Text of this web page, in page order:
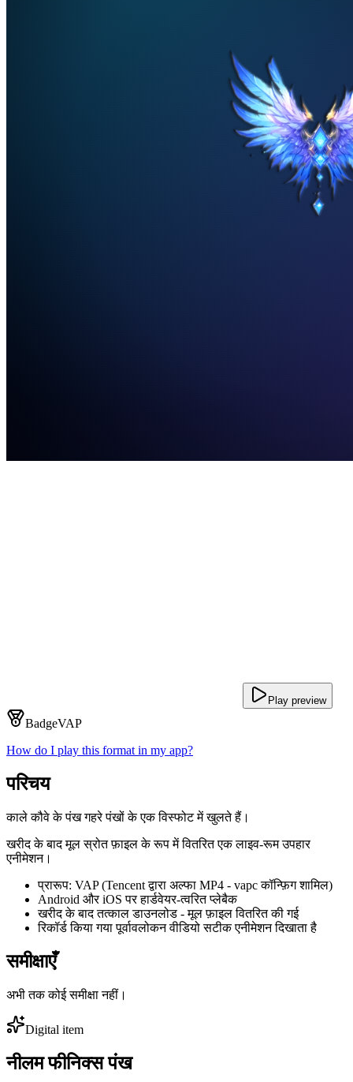
Play preview
BadgeVAP
How do I play this format in my app?
परिचय
काले कौवे के पंख गहरे पंखों के एक विस्फोट में खुलते हैं।
खरीद के बाद मूल स्रोत फ़ाइल के रूप में वितरित एक लाइव-रूम उपहार
एनीमेशन।
प्रारूप: VAP (Tencent द्वारा अल्फा MP4 - vapc कॉन्फ़िग शामिल)
Android और iOS पर हार्डवेयर-त्वरित प्लेबैक
खरीद के बाद तत्काल डाउनलोड - मूल फ़ाइल वितरित की गई
रिकॉर्ड किया गया पूर्वावलोकन वीडियो सटीक एनीमेशन दिखाता है
समीक्षाएँ
अभी तक कोई समीक्षा नहीं।
Digital item
नीलम फीनिक्स पंख